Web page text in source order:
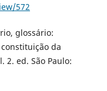
572
glossário:
constituição da
2. ed. São Paulo: